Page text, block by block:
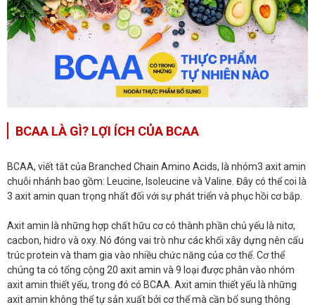
BCAA LÀ GÌ? LỢI ÍCH CỦA BCAA
BCAA, viết tắt của Branched Chain Amino Acids, là nhóm3 axit amin
chuỗi nhánh bao gồm: Leucine, Isoleucine và Valine. Đây có thể coi là
3 axit amin quan trọng nhất đối với sự phát triển và phục hồi cơ bắp.
Axit amin là những hợp chất hữu cơ có thành phần chủ yếu là nitơ,
cacbon, hidro và oxy. Nó đóng vai trò như các khối xây dựng nên cấu
trúc protein và tham gia vào nhiều chức năng của cơ thể. Cơ thể
chúng ta có tổng cộng 20 axit amin và 9 loại được phân vào nhóm
axit amin thiết yếu, trong đó có BCAA. Axit amin thiết yếu là những
axit amin không thể tự sản xuất bởi cơ thể mà cần bổ sung thông